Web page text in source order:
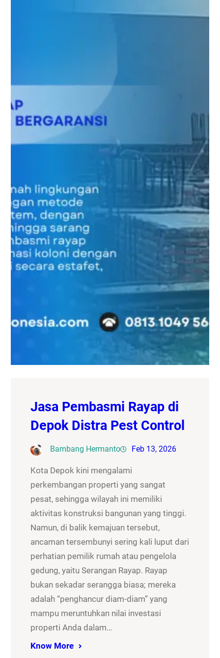
Jasa Pembasmi Rayap di
Depok Distra Pest Control
Bambang Hermanto Feb 13, 2026
Kota Depok kini mengalami
perkembangan properti yang sangat
pesat, sehingga wilayah ini memiliki
aktivitas konstruksi bangunan yang tinggi.
Namun, di balik kemajuan tersebut,
ancaman tersembunyi sering kali luput dari
perhatian pemilik rumah atau pengelola
gedung, yaitu Serangan Rayap. Rayap
bukan sekadar serangga biasa; mereka
adalah “penghancur diam-diam” yang
mampu meruntuhkan nilai investasi
properti Anda dalam…
Know More